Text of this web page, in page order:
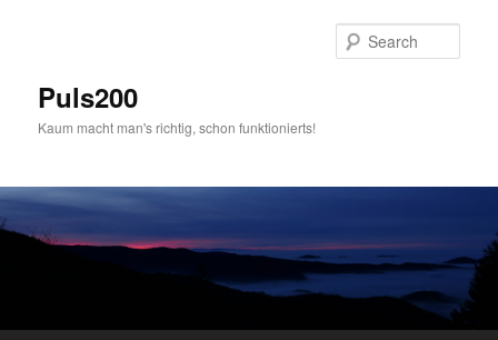
Puls200
Kaum macht man's richtig, schon funktionierts!